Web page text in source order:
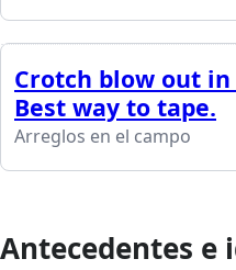
Crotch blow out
Best way to tape.
Arreglos en el campo
Antecedentes e